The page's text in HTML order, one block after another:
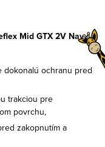
Mid GTX 2V Navy
dokonalú ochranu pred
trakciou pre
povrchu,
zakopnutím a